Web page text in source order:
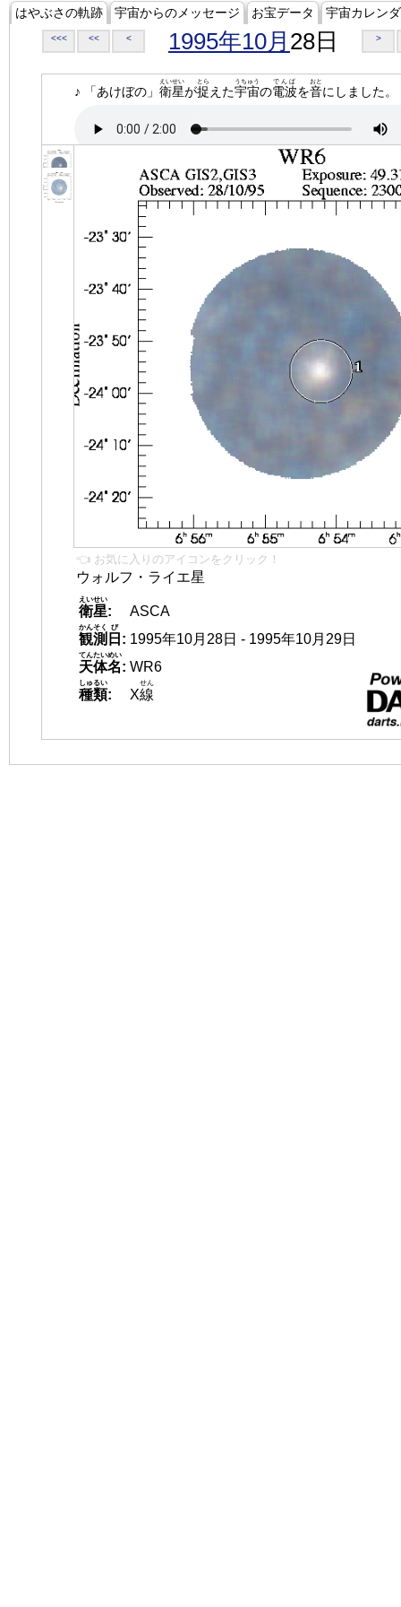
はやぶさの軌跡 宇宙からのメッセージ お宝データ 宇宙カレン
<<< << < 1995年10月 28日 >
♪ 「あけぼの」 衛星
えいせい
が捉
とら
えた宇宙
うちゅう
の電波
でんぱ
を音
おと
にしました。
👈 お気に入りのアイコンをクリック！
ウォルフ・ライエ星
衛星
えいせい
:
ASCA
観測
かんそく
日
び
: 1995年10月28日 - 1995年10月29日
天体名
てんたいめい
: WR6
種類
しゅるい
: X線
せん